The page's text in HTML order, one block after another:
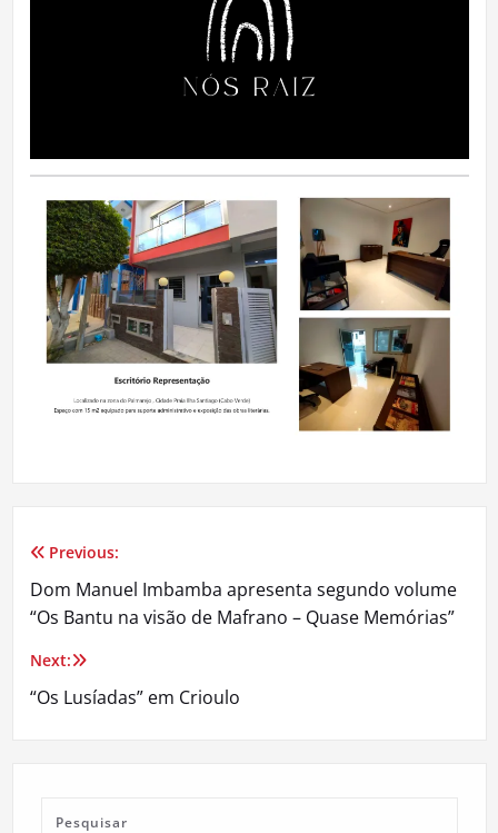
Navegação
de
artigos
Previous:
Dom Manuel Imbamba apresenta segundo volume
“Os Bantu na visão de Mafrano – Quase Memórias”
Next:
“Os Lusíadas” em Crioulo